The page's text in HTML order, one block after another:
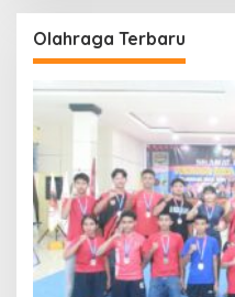
Olahraga Terbaru